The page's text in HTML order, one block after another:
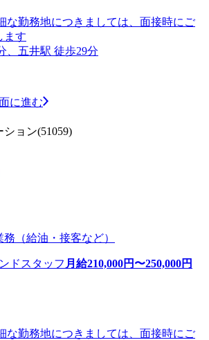
勤務地につきましては、面接時にご
ます
、五井駅 徒歩29分
に進む
ョン(51059)
（給油・接客など）
ドスタッフ 月給210,000円〜250,000円
勤務地につきましては、面接時にご